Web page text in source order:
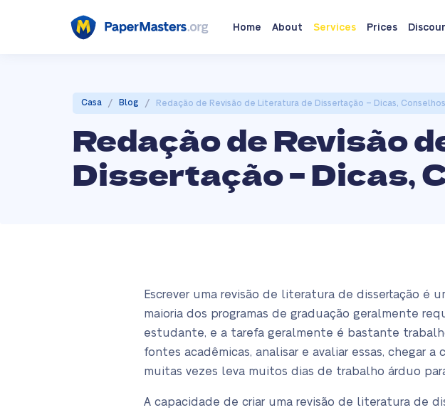
Home About Services Prices
Casa / Blog / Redação de Revisão de Literatura de Dissertação – Dicas,
Redação de Revisão
Dissertação – Dicas,
Escrever uma revisão de literatura de dissertação é
maioria dos programas de graduação geralmente
estudante, e a tarefa geralmente é bastante
fontes acadêmicas, analisar e avaliar essas, chegar
muitas vezes leva muitos dias de trabalho árduo
A capacidade de criar uma revisão de literatura de